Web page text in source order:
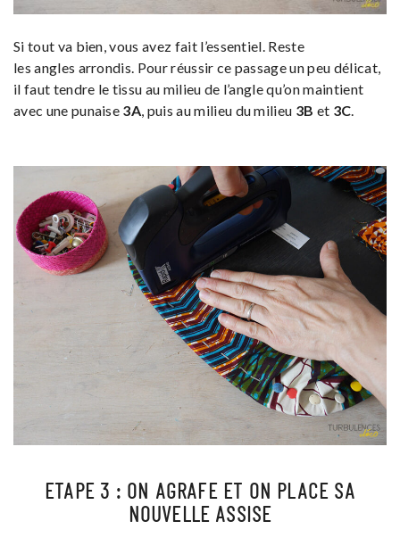
Si tout va bien, vous avez fait l’essentiel. Reste
les angles arrondis. Pour réussir ce passage un peu délicat,
il faut tendre le tissu au milieu de l’angle qu’on maintient
avec une punaise 3A , puis au milieu du milieu 3B et 3C
ETAPE 3 : ON AGRAFE ET ON PLACE SA
NOUVELLE ASSISE